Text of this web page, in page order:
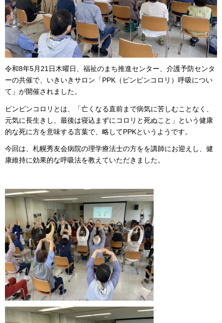
令和8年5月21日木曜日、福祉のまち推進センター、介護予防センタ
ーの共催で、いきいきサロン「PPK（ピンピンコロリ）呼吸につい
て」が開催されました。
ピンピンコロリとは、「亡くなる直前まで病気に苦しむことなく、
元気に長生きし、最後は寝込まずにコロリと死ぬこと」という健康
的な死に方を意味する言葉で、略してPPKというようです。
今回は、札幌秀友会病院の理学療法士の方をを講師にお迎えし、健
康維持に効果的な呼吸法を教えていただきました。